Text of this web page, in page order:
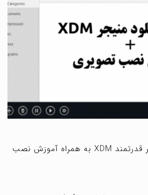
معرفی دانلود منیجر قدرتمند XDM به همراه آموزش نصب